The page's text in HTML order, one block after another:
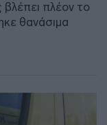
βλέπει πλέον το
θανάσιμα